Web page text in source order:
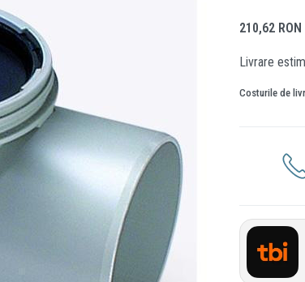
210,62 RON
Livrare
Costurile de